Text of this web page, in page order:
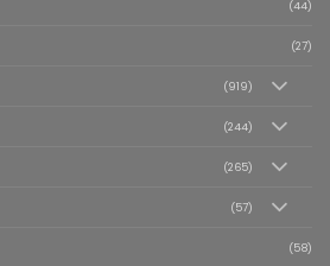
(44)
(27)
(919)
(244)
(265)
(57)
(58)